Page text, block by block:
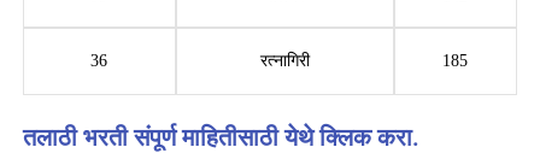
36 रत्नागिरी 185
तलाठी भरती संपूर्ण माहितीसाठी येथे क्लिक करा.